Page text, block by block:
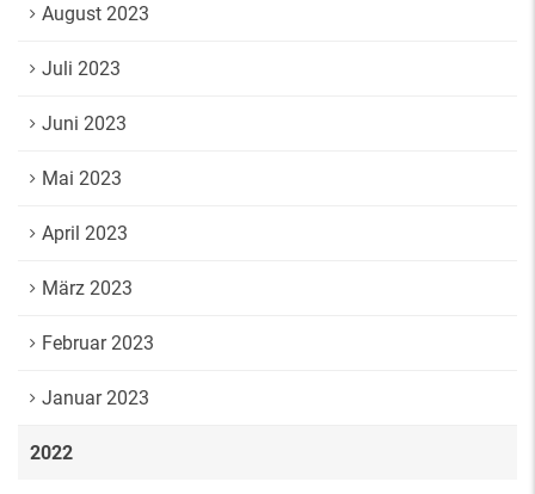
August 2023
Juli 2023
Juni 2023
Mai 2023
April 2023
März 2023
Februar 2023
Januar 2023
2022